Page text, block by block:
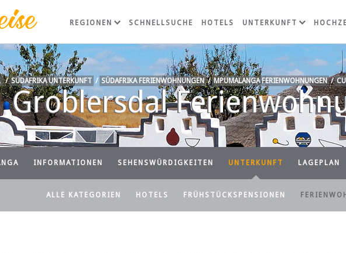
Groblersdal
REGIONEN SCHNELLSUCHE HOTELS UNTERKUNFT
/ SÜDAFRIKA UNTERKUNFT / SÜDAFRIKA FERIENWOHNUNGEN / MPUMALANGA FERIENWOHNUNGEN /
INFORMATIONEN SEHENSWÜRDIGKEITEN UNTERKUNFT LAGEPLAN
ALLE KATEGORIEN HOTELS FRÜHSTÜCKSPENSIONEN